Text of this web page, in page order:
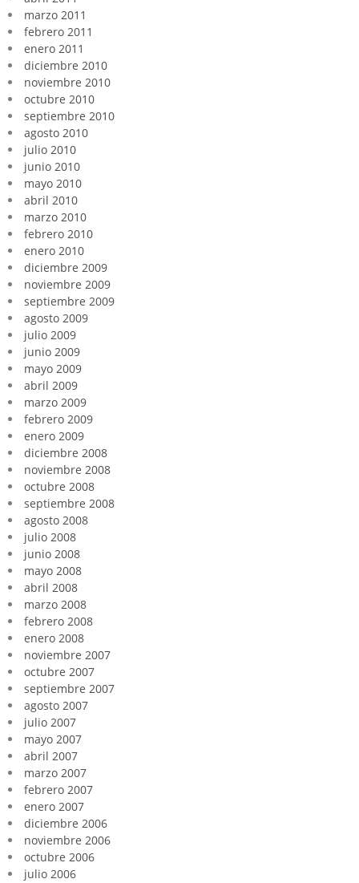
marzo 2011
febrero 2011
enero 2011
diciembre 2010
noviembre 2010
octubre 2010
septiembre 2010
agosto 2010
julio 2010
junio 2010
mayo 2010
abril 2010
marzo 2010
febrero 2010
enero 2010
diciembre 2009
noviembre 2009
septiembre 2009
agosto 2009
julio 2009
junio 2009
mayo 2009
abril 2009
marzo 2009
febrero 2009
enero 2009
diciembre 2008
noviembre 2008
octubre 2008
septiembre 2008
agosto 2008
julio 2008
junio 2008
mayo 2008
abril 2008
marzo 2008
febrero 2008
enero 2008
noviembre 2007
octubre 2007
septiembre 2007
agosto 2007
julio 2007
mayo 2007
abril 2007
marzo 2007
febrero 2007
enero 2007
diciembre 2006
noviembre 2006
octubre 2006
julio 2006